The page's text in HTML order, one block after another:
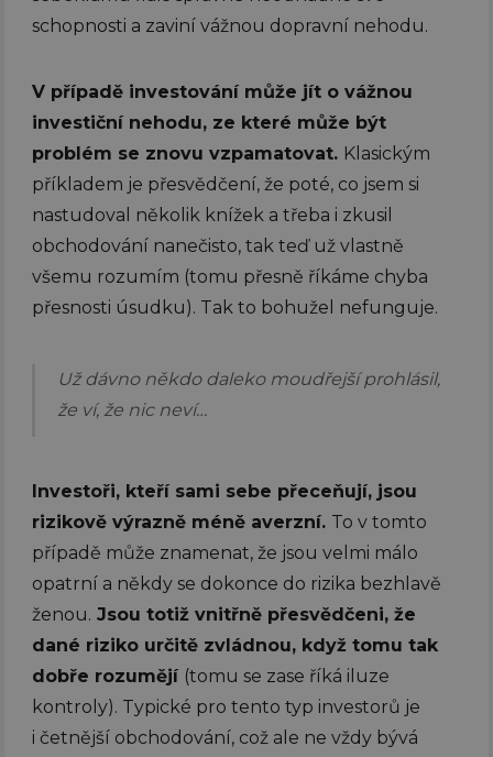
schopnosti a zaviní vážnou dopravní nehodu.
V případě investování může jít o vážnou
investiční nehodu, ze které může být
problém se znovu vzpamatovat. Klasickým
příkladem je přesvědčení, že poté, co jsem si
nastudoval několik knížek a třeba i zkusil
obchodování nanečisto, tak teď už vlastně
všemu rozumím (tomu přesně říkáme chyba
přesnosti úsudku). Tak to bohužel nefunguje.
Už dávno někdo daleko moudřejší prohlásil,
že ví, že nic neví…
Investoři, kteří sami sebe přeceňují, jsou
rizikově výrazně méně averzní. To v tomto
případě může znamenat, že jsou velmi málo
opatrní a někdy se dokonce do rizika bezhlavě
ženou. Jsou totiž vnitřně přesvědčeni, že
dané riziko určitě zvládnou, když tomu tak
dobře rozumějí (tomu se zase říká iluze
kontroly). Typické pro tento typ investorů je
i četnější obchodování, což ale ne vždy bývá